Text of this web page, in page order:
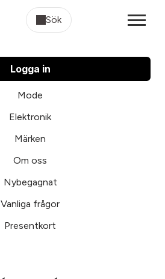
Sök
Logga in
Mode
Elektronik
Märken
Om oss
Nybegagnat
Vanliga frågor
Presentkort